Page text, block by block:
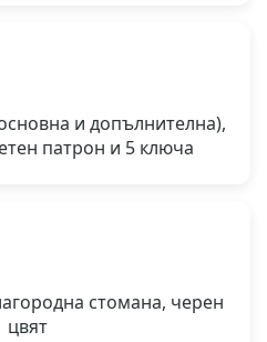
и допълнителна),
патрон и 5 ключа
стомана, черен
цвят